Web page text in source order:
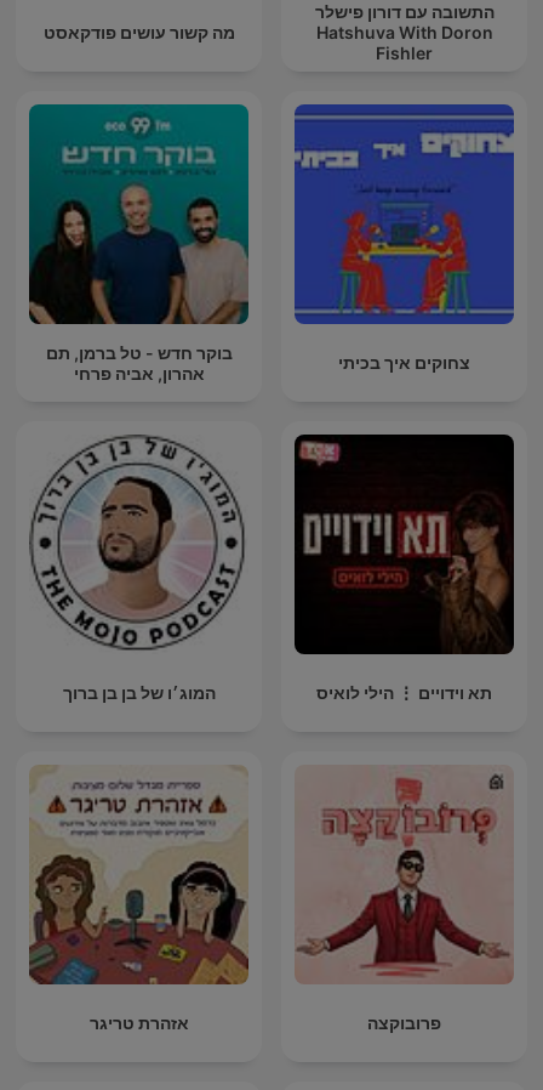
התשובה עם דורון פישלר
Hatshuva With Doron
Fishler
מה קשור עושים פודקאסט
צחוקים איך בכיתי
בוקר חדש - טל ברמן, תם
אהרון, אביה פרחי
תא וידויים ⋮ הילי לואיס המוג׳ו של בן בן ברוך
פרובוקצה אזהרת טריגר